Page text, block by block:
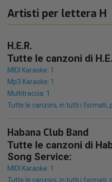
Artisti per lettera H
H.E.R.
Tutte le canzoni di
MIDI Karaoke: 1
Mp3 Karaoke: 1
Multitraccia: 1
Tutte le canzoni, in tutti i formati,
Habana Club Band
Tutte le canzoni di
Song Service:
MIDI Karaoke: 1
Tutte le canzoni, in tutti i formati,